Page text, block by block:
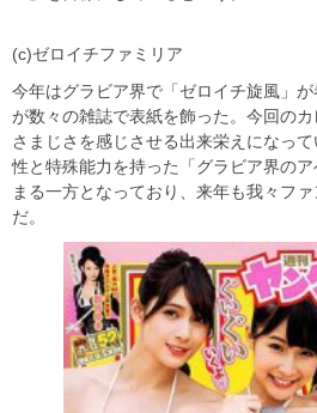
(c)ゼロイチファミリア
今年はグラビア界で「ゼロイチ旋風」
が数々の雑誌で表紙を飾った。今回の
さまじさを感じさせる出来栄えになっ
性と特殊能力を持った「グラビア界の
まる一方となっており、来年も我々フ
だ。